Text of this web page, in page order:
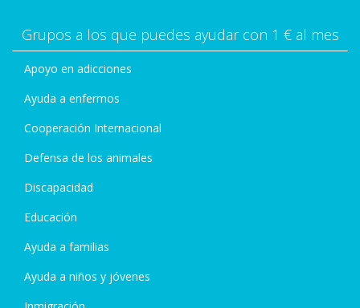
Grupos a los que puedes ayudar con 1 € al mes
Apoyo en adicciones
Ayuda a enfermos
Cooperación Internacional
Defensa de los animales
Discapacidad
Educación
Ayuda a familias
Ayuda a niños y jóvenes